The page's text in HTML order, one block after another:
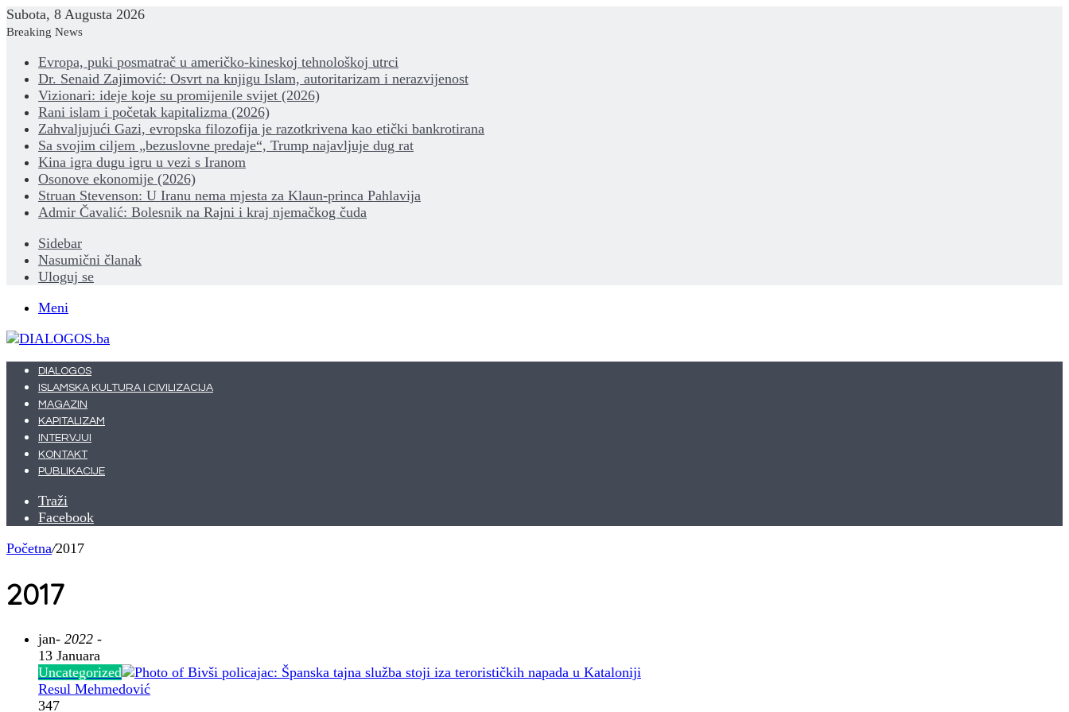
Subota, 8 Augusta 2026
Breaking News
Evropa, puki posmatrač u američko-kineskoj tehnološkoj utrci
Dr. Senaid Zajimović: Osvrt na knjigu Islam, autoritarizam i nerazvijenost
Vizionari: ideje koje su promijenile svijet (2026)
Rani islam i početak kapitalizma (2026)
Zahvaljujući Gazi, evropska filozofija je razotkrivena kao etički bankrotirana
Sa svojim ciljem „bezuslovne predaje“, Trump najavljuje dug rat
Kina igra dugu igru u vezi s Iranom
Osonove ekonomije (2026)
Struan Stevenson: U Iranu nema mjesta za Klaun-princa Pahlavija
Admir Čavalić: Bolesnik na Rajni i kraj njemačkog čuda
Sidebar
Nasumični članak
Uloguj se
Meni
DIALOGOS
ISLAMSKA KULTURA I CIVILIZACIJA
MAGAZIN
KAPITALIZAM
INTERVJUI
KONTAKT
PUBLIKACIJE
Traži
Facebook
Početna/2017
2017
jan- 2022 -
13 Januara
Uncategorized
Resul Mehmedović
347